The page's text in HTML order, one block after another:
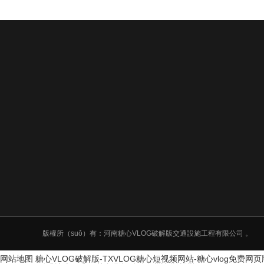
版權所（suǒ）有：河南糖心VLOG破解版交通設施工程有限公司 。
网站地图 糖心VLOG破解版-TXVLOG糖心短视频网站-糖心vlog免费网页